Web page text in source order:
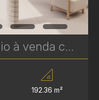
Casa em condomínio à venda com 3 suítes em Campina do Siqueira - 306,84 m² privativos - Casa Áurea | Ref. 1779
192.36 m²